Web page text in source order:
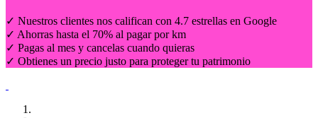
✓ Nuestros clientes nos califican con 4.7 estrellas en Google
✓ Ahorras hasta el 70% al pagar por km
✓ Pagas al mes y cancelas cuando quieras
✓ Obtienes un precio justo para proteger tu patrimonio